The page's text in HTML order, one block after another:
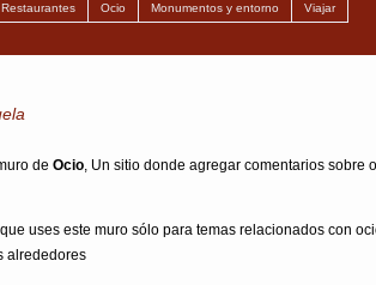
Restaurantes Ocio Monumentos y entorno Viajar
de Ocio, Un sitio donde agregar comentarios sobre
uses este muro sólo para temas relacionados con
alrededores